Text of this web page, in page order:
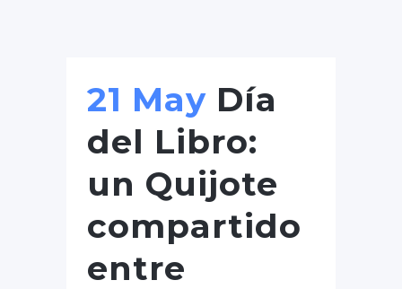
21 May Día
del Libro:
un Quijote
compartido
entre